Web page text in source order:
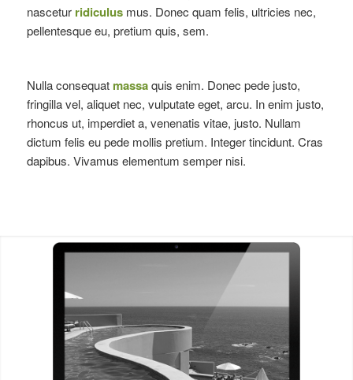
nascetur ridiculusmus. Donec quam felis, ultricies nec,
pellentesque eu, pretium quis, sem.
Nulla consequat massaquis enim. Donec pede justo,
fringilla vel, aliquet nec, vulputate eget, arcu. In enim justo,
rhoncus ut, imperdiet a, venenatis vitae, justo. Nullam
dictum felis eu pede mollis pretium. Integer tincidunt. Cras
dapibus. Vivamus elementum semper nisi.